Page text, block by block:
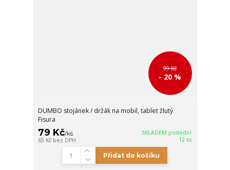
99 Kč
- 20 %
DUMBO stojánek / držák na mobil, tablet žlutý
Fisura
79 Kč/ks
65 Kč bez DPH
SKLADEM poslední
12 ks
Přidat do košíku